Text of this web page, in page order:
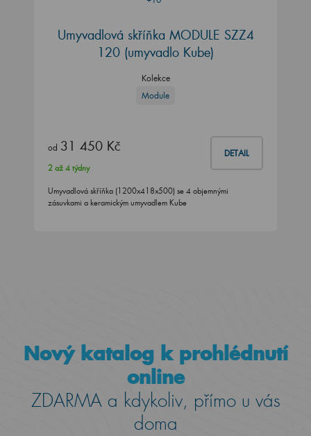
Umyvadlová skříňka MODULE SZZ4
120 (umyvadlo Kube)
Kolekce
Module
od 31 450 Kč DETAIL
2 až 4 týdny
Umyvadlová skříňka (1200x418x500) se 4 objemnými
zásuvkami a keramickým umyvadlem Kube
Nový katalog k prohlédnutí
online
ZDARMA a kdykoliv, přímo u vás
doma